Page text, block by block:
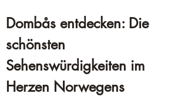
Dombås entdecken: Die
schönsten
Sehenswürdigkeiten im
Herzen Norwegens